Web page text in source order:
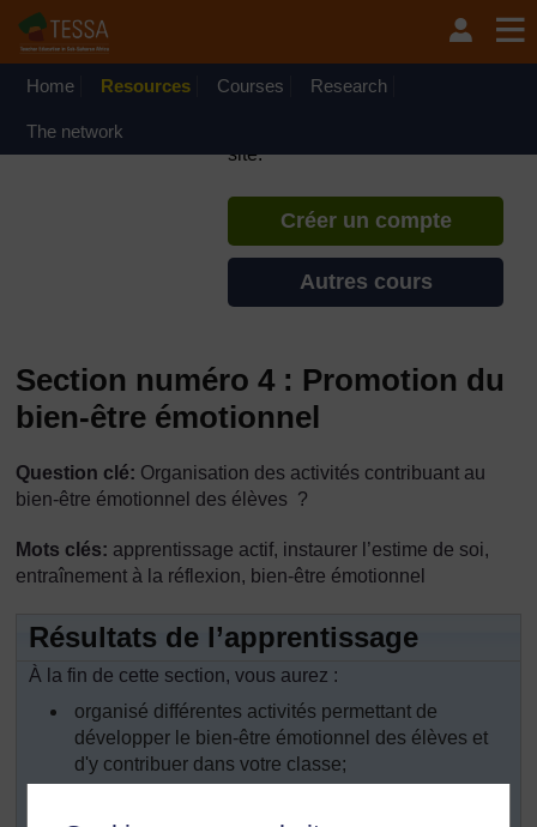
Home Resources Courses Research
The network
TESSA - République du
Si vous créez un compte, vous
site.
Créer un compte
Autres cours
Section numéro 4 : Promotion du
bien-être émotionnel
Question clé: Organisation des activités contribuant au
bien-être émotionnel des élèves ?
Mots clés: apprentissage actif, instaurer l’estime de soi,
entraînement à la réflexion, bien-être émotionnel
Résultats de l’apprentissage
À la fin de cette section, vous aurez :
organisé différentes activités permettant de
développer le bien-être émotionnel des élèves et
d'y contribuer dans votre classe;